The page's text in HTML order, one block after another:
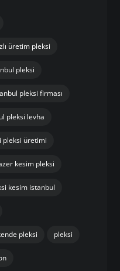
üretim pleksi
pleksi
pleksi firması
pleksi levha
pleksi üretimi
kesim pleksi
kesim istanbul
pleksi pleksi